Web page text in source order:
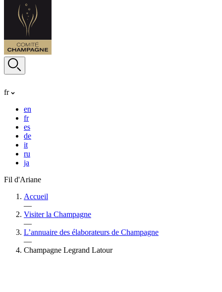
fr
en
fr
es
de
it
ru
ja
Fil d'Ariane
Accueil
—
Visiter la Champagne
—
L’annuaire des élaborateurs de Champagne
—
Champagne Legrand Latour